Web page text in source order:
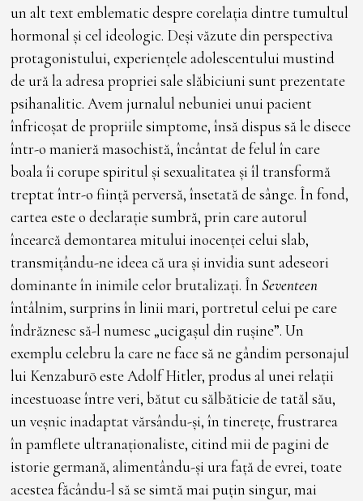
un alt text emblematic despre corelația dintre tumultul
hormonal și cel ideologic. Deși văzute din perspectiva
protagonistului, experiențele adolescentului mustind
de ură la adresa propriei sale slăbiciuni sunt prezentate
psihanalitic. Avem jurnalul nebuniei unui pacient
înfricoșat de propriile simptome, însă dispus să le disece
într-o manieră masochistă, încântat de felul în care
boala îi corupe spiritul și sexualitatea și îl transformă
treptat într-o ființă perversă, însetată de sânge. În fond,
cartea este o declarație sumbră, prin care autorul
încearcă demontarea mitului inocenței celui slab,
transmițându-ne ideea că ura și invidia sunt adeseori
dominante în inimile celor brutalizați. ÎnSeventeen
întâlnim, surprins în linii mari, portretul celui pe care
îndrăznesc să-l numesc „ucigașul din rușine”. Un
exemplu celebru la care ne face să ne gândim personajul
lui Kenzaburō este Adolf Hitler, produs al unei relații
incestuoase între veri, bătut cu sălbăticie de tatăl său,
un veșnic inadaptat vărsându-și, în tinerețe, frustrarea
în pamflete ultranaționaliste, citind mii de pagini de
istorie germană, alimentându-și ura față de evrei, toate
acestea făcându-l să se simtă mai puțin singur, mai